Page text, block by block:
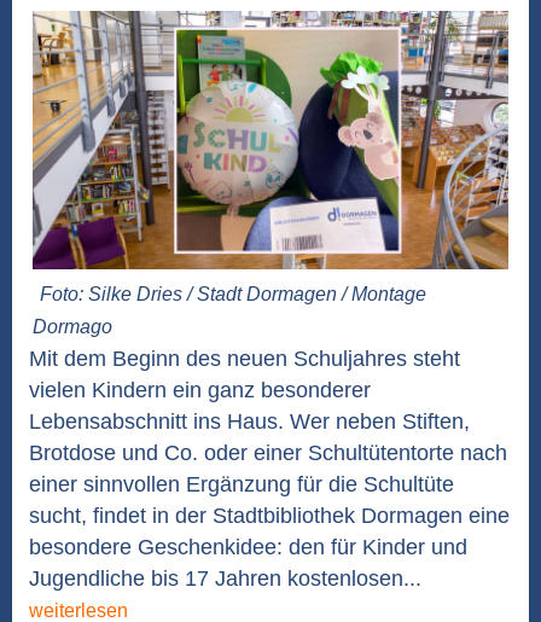
Foto: Silke Dries / Stadt Dormagen / Montage
Dormago
Mit dem Beginn des neuen Schuljahres steht
vielen Kindern ein ganz besonderer
Lebensabschnitt ins Haus. Wer neben Stiften,
Brotdose und Co. oder einer Schultütentorte nach
einer sinnvollen Ergänzung für die Schultüte
sucht, findet in der Stadtbibliothek Dormagen eine
besondere Geschenkidee: den für Kinder und
Jugendliche bis 17 Jahren kostenlosen...
weiterlesen